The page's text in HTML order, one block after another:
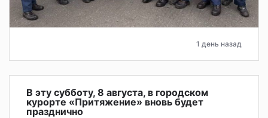
1 день назад
В эту субботу, 8 августа, в городском
курорте «Притяжение» вновь будет
празднично